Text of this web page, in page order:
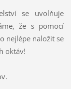
se uvolňuje
že s pomocí
nejlépe naložit se
oktáv!